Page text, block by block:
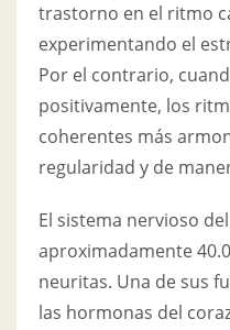
trastorno en el ritmo
experimentando el
Por el contrario,
positivamente, los
coherentes más
regularidad y de
El sistema nervioso
aproximadamente
neuritas. Una de sus
las hormonas del